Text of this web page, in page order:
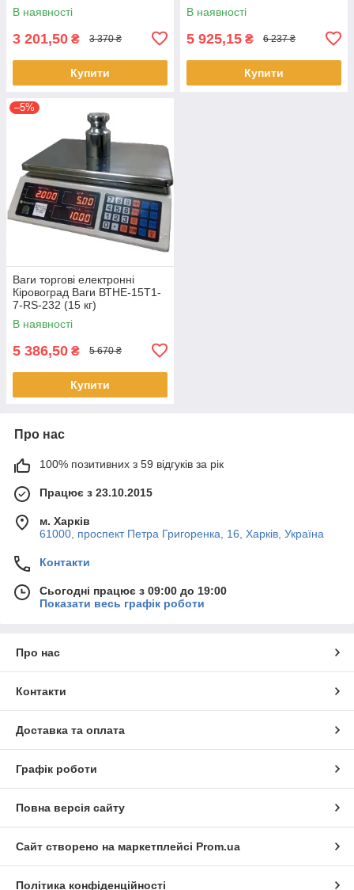
В наявності
3 201,50 ₴ 3 370 ₴
Купити
В наявності
5 925,15 ₴ 6 237 ₴
Купити
–5%
Ваги торгові електронні
Кіровоград Ваги ВТНЕ-15Т1-
7-RS-232 (15 кг)
В наявності
5 386,50 ₴ 5 670 ₴
Купити
Про нас
100% позитивних з 59 відгуків за рік
Працює з 23.10.2015
м. Харків
61000, проспект Петра Григоренка, 16, Харків, Україна
Контакти
Сьогодні працює з 09:00 до 19:00
Показати весь графік роботи
Про нас
Контакти
Доставка та оплата
Графік роботи
Повна версія сайту
Сайт створено на маркетплейсі Prom.ua
Політика конфіденційності